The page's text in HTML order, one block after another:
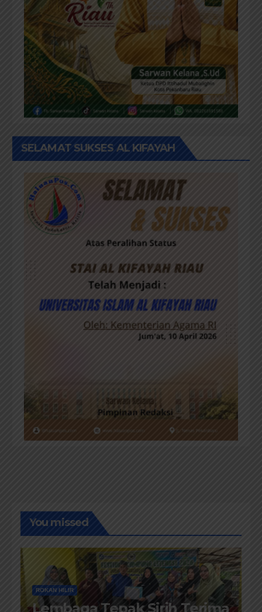
SELAMAT SUKSES AL KIFAYAH
You missed
ROKAN HILIR
Lembaga Tepak Sirih Terima